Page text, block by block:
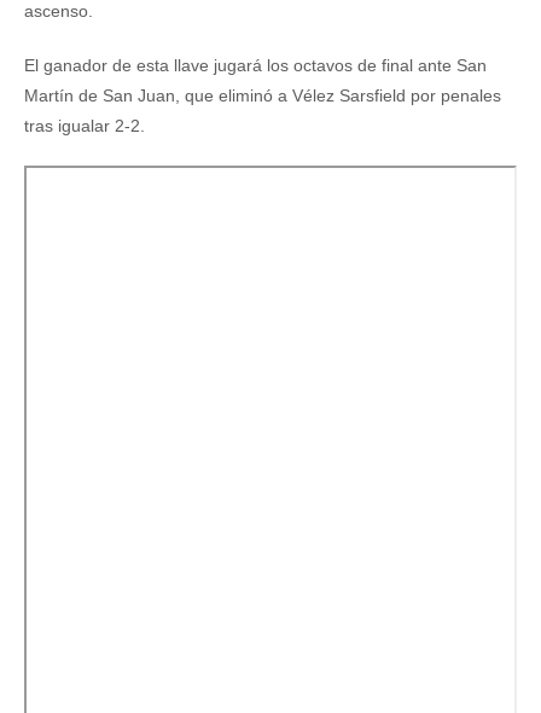
ascenso.
El ganador de esta llave jugará los octavos de final ante San
Martín de San Juan, que eliminó a Vélez Sarsfield por penales
tras igualar 2-2.